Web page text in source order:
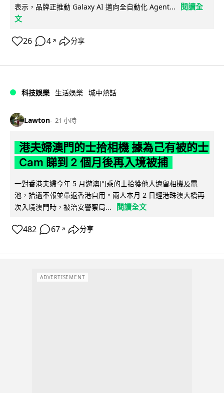
表示，品牌正推動 Galaxy AI 邁向全自動化 Agent...
閱讀全
文
26 4 ↗ 分享
科技娛樂 生活娛樂 城中熱話
Lawton 21 小時
港夫婦澳門的士拾相機 據為己有被的士
Cam 睇到 2 個月後再入境被捕
一對香港夫婦今年 5 月遊澳門乘的士拾獲他人遺留相機及電
池，拾遺不報並帶返香港自用。兩人本月 2 日經港珠澳大橋再
次入境澳門時，被治安警察局...
閱讀全文
482 67 ↗ 分享
ADVERTISEMENT